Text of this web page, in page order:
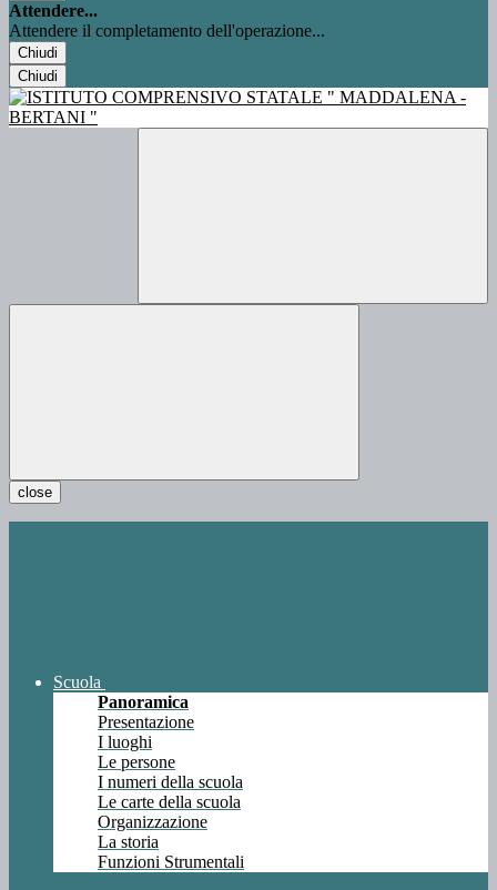
Attendere...
Attendere il completamento dell'operazione...
Chiudi
Chiudi
close
Scuola
Panoramica
Presentazione
I luoghi
Le persone
I numeri della scuola
Le carte della scuola
Organizzazione
La storia
Funzioni Strumentali